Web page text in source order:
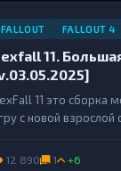
FALLOUT FALLOUT 4
11.
11 это сборка
с новой
12 890 1 +6